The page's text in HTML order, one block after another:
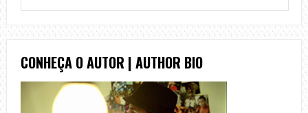
CONHEÇA O AUTOR | AUTHOR BIO